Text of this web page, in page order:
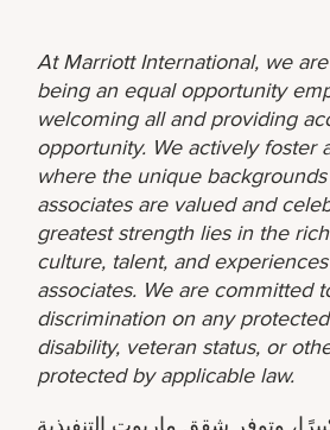
At Marriott International, we
being an equal opportunity
welcoming all and providing
opportunity. We actively foster
where the unique
associates are valued and
greatest strength lies in the
culture, talent, and
associates. We are committed
discrimination on any
disability, veteran status, or
protected by applicable law.
وتوفر شقق ماريوت التنفيذية